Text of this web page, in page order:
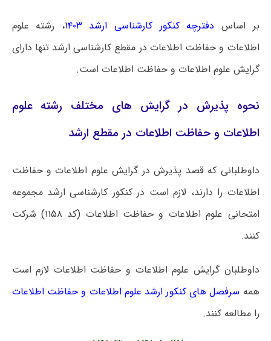
بر اساس دفترچه کنکور کارشناسی ارشد ۱۴۰۳
، رشته علوم
اطلاعات و حفاظت اطلاعات در مقطع کارشناسی ارشد تنها دارای
گرایش علوم اطلاعات و حفاظت اطلاعات است.
نحوه پذیرش در گرایش های مختلف رشته علوم
اطلاعات و حفاظت اطلاعات در مقطع ارشد
داوطلبانی که قصد پذیرش در گرایش علوم اطلاعات و حفاظت
اطلاعات را دارند، لازم است در کنکور کارشناسی ارشد مجموعه
امتحانی علوم اطلاعات و حفاظت اطلاعات (کد۱۱۵۸) شرکت
کنند.
داوطلبان گرایش علوم اطلاعات و حفاظت اطلاعات لازم است
همه سرفصل های کنکور ارشد علوم اطلاعات و حفاظت اطلاعات
را مطالعه کنند.